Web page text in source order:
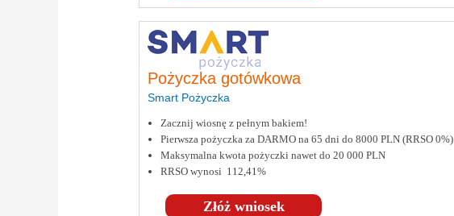
Pożyczka gotówkowa
Smart Pożyczka
Złóż wniosek
Zacznij wiosnę z pełnym bakiem!
Pierwsza pożyczka za DARMO na 65 dni do 8000 PLN (RRSO 0%)
Maksymalna kwota pożyczki nawet do 20 000 PLN
RRSO wynosi 112,41%